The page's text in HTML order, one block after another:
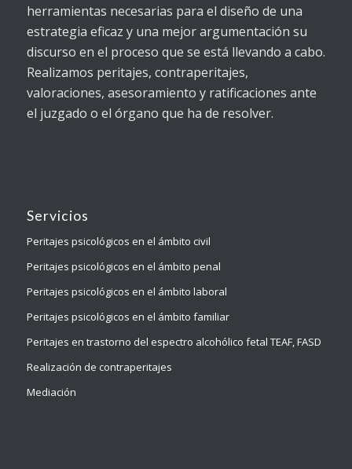
herramientas necesarias para el diseño de una
estrategia eficaz y una mejor argumentación su
discurso en el proceso que se está llevando a cabo.
Realizamos peritajes, contraperitajes,
valoraciones, asesoramiento y ratificaciones ante
el juzgado o el órgano que ha de resolver.
Servicios
Peritajes psicológicos en el ámbito civil
Peritajes psicológicos en el ámbito penal
Peritajes psicológicos en el ámbito laboral
Peritajes psicológicos en el ámbito familiar
Peritajes en trastorno del espectro alcohólico fetal TEAF, FASD
Realización de contraperitajes
Mediación